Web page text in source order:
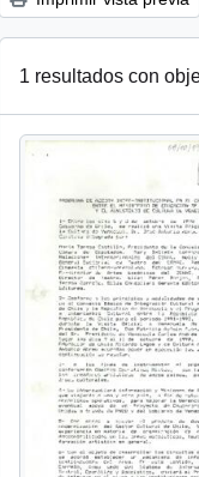
1 resultados con